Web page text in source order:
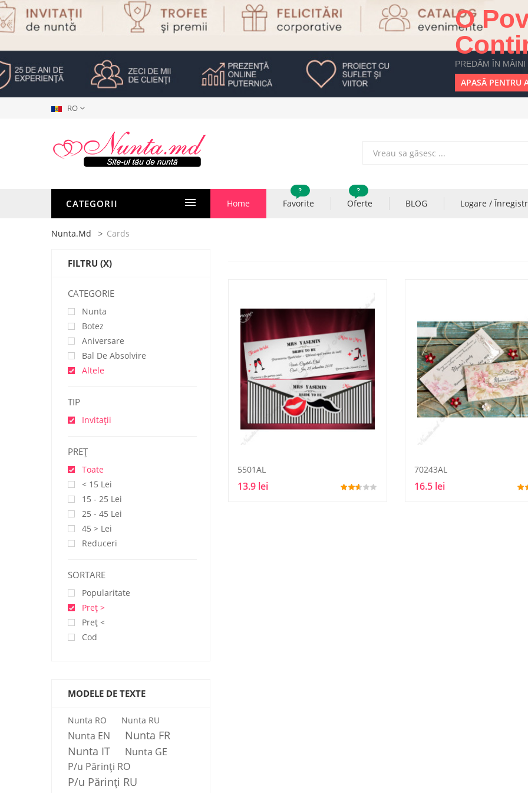
O
PREDĂM ÎN MÂINI
APASĂ PENTRU
RO
CATEGORII Home Favorite
?
Oferte
?
BLOG Logare /
Nunta.md Cards
FILTRU (X)
CATEGORIE
Nunta
Botez
Aniversare
Bal De Absolvire
Altele
TIP
Invitații
PREŢ
Toate
< 15 Lei
15 - 25 Lei
25 - 45 Lei
45 > Lei
Reduceri
SORTARE
Popularitate
Preţ >
Preţ <
Cod
MODELE DE TEXTE
Nunta RO Nunta RU
Nunta EN
Nunta FR
Nunta IT
Nunta GE
P/u Părinți RO
P/u Părinți RU
5501AL
13.9 lei
70243AL
16.5 lei